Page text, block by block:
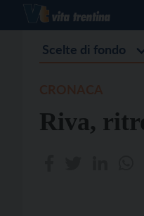
Scelte di fondo
Riva,